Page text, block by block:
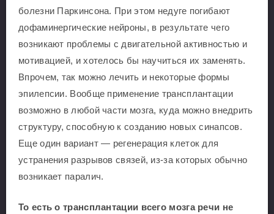
болезни Паркинсона. При этом недуге погибают
дофаминергические нейроны, в результате чего
возникают проблемы с двигательной активностью и
мотивацией, и хотелось бы научиться их заменять.
Впрочем, так можно лечить и некоторые формы
эпилепсии. Вообще применение трансплантации
возможно в любой части мозга, куда можно внедрить
структуру, способную к созданию новых синапсов.
Еще один вариант — регенерация клеток для
устранения разрывов связей, из-за которых обычно
возникает паралич.
То есть о трансплантации всего мозга речи не